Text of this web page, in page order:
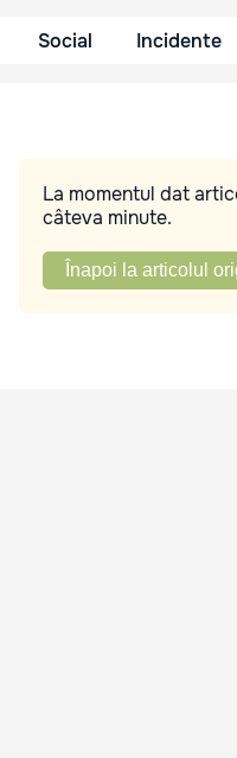
Social Incidente
La momentul dat
câteva minute.
Înapoi la articolul